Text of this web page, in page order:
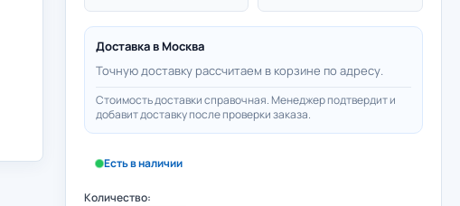
Доставка в Москва
Точную доставку рассчитаем в корзине по адресу.
Стоимость доставки справочная. Менеджер подтвердит и
добавит доставку после проверки заказа.
Есть в наличии
Количество: